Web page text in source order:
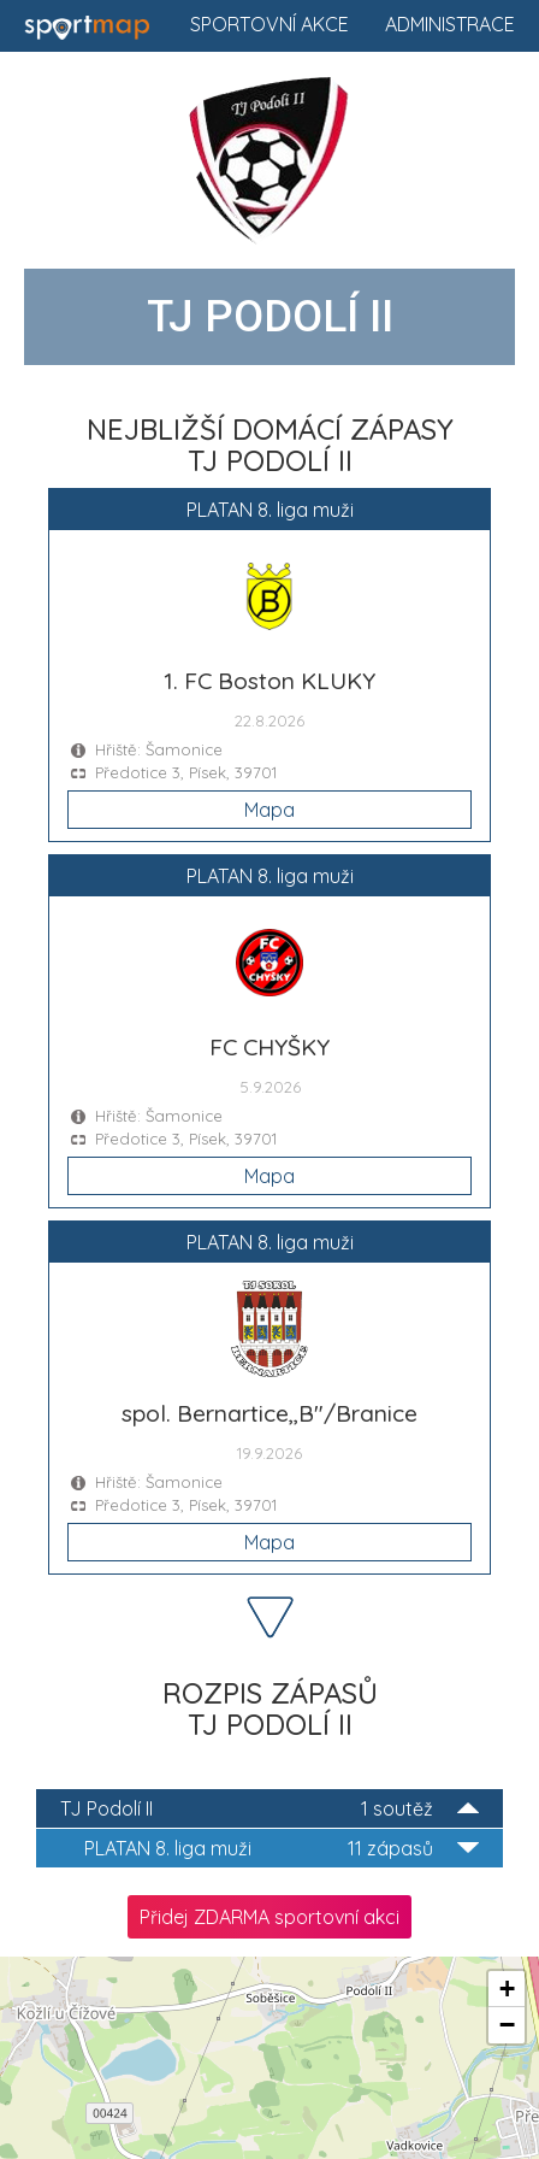
ADMINISTRACE
SPORTOVNÍ AKCE
TJ PODOLÍ II
NEJBLIŽŠÍ DOMÁCÍ ZÁPASY
TJ PODOLÍ II
PLATAN 8. liga muži
1. FC Boston KLUKY
22.8.2026
Hřiště: Šamonice
Předotice 3, Písek, 39701
Mapa
PLATAN 8. liga muži
FC CHYŠKY
5.9.2026
Hřiště: Šamonice
Předotice 3, Písek, 39701
Mapa
PLATAN 8. liga muži
spol. Bernartice,,B"/Branice
19.9.2026
Hřiště: Šamonice
Předotice 3, Písek, 39701
Mapa
ROZPIS ZÁPASŮ
TJ PODOLÍ II
1 soutěž
TJ Podolí II
11 zápasů
PLATAN 8. liga muži
Přidej ZDARMA sportovní akci
+
−